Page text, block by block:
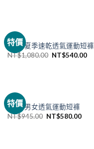
特價
NIKE
NIKE 夏季速乾透氣運動短褲
NT$1,080.00 NT$540.00
特價
NIKE
NIKE 男女透氣運動短褲
NT$945.00 NT$580.00